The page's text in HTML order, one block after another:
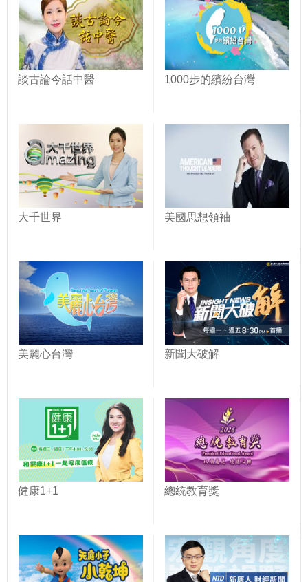
談古論今話中醫 1000步的繽紛台灣
大千世界 美國思想領袖
美麗心台灣 新聞大破解
健康1+1 總統教育獎